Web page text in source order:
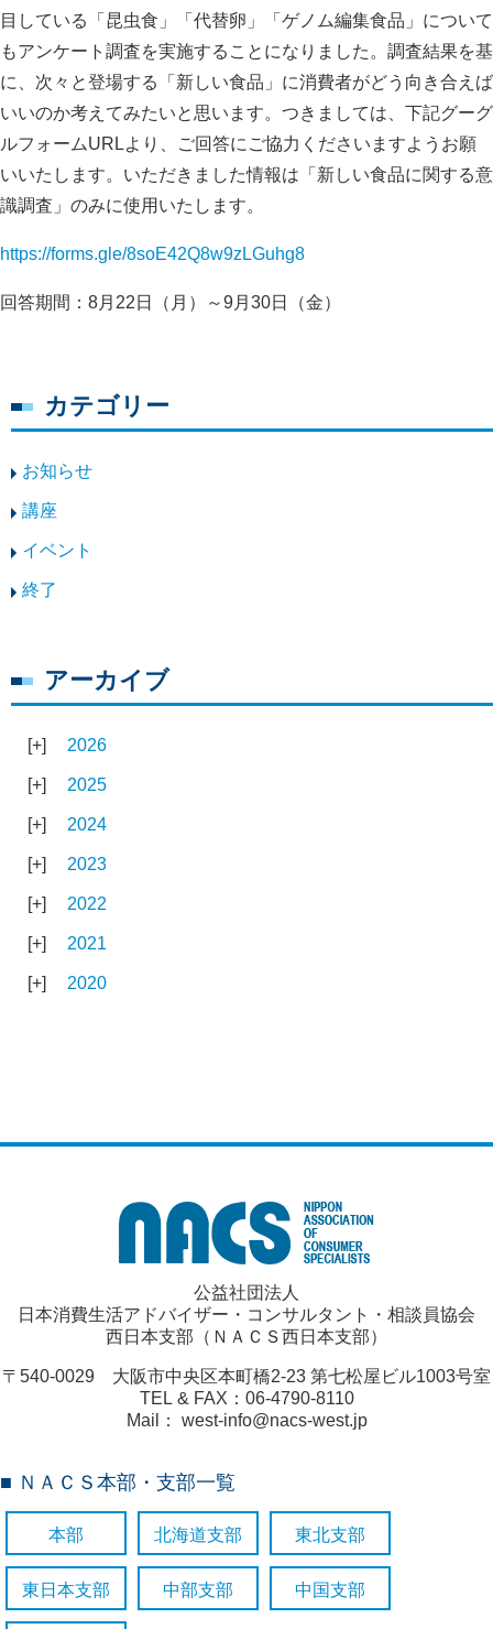
目している「昆虫食」「代替卵」「ゲノム編集食品」について
もアンケート調査を実施することになりました。調査結果を基
に、次々と登場する「新しい食品」に消費者がどう向き合えば
いいのか考えてみたいと思います。つきましては、下記グーグ
ルフォームURLより、ご回答にご協力くださいますようお願
いいたします。いただきました情報は「新しい食品に関する意
識調査」のみに使用いたします。
https://forms.gle/8soE42Q8w9zLGuhg8
回答期間：8月22日（月）～9月30日（金）
カテゴリー
お知らせ
講座
イベント
終了
アーカイブ
2026
2025
2024
2023
2022
2021
2020
公益社団法人
日本消費生活アドバイザー・コンサルタント・相談員協会
西日本支部（ＮＡＣＳ西日本支部）
〒540-0029 大阪市中央区本町橋2-23 第七松屋ビル1003号室
TEL & FAX：06-4790-8110
Mail： west-info@nacs-west.jp
■ ＮＡＣＳ本部・支部一覧
本部 北海道支部 東北支部
東日本支部 中部支部 中国支部